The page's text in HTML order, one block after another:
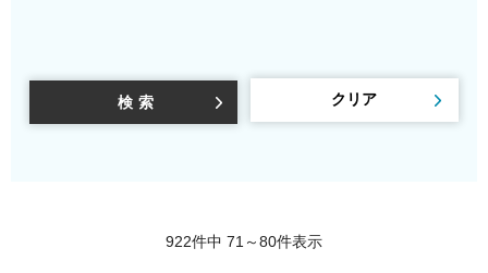
922件中 71～80件表示